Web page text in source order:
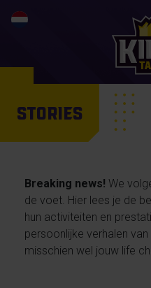
STORIES
Breaking news! We
de voet. Hier lees je de
hun activiteiten en
persoonlijke verhalen
misschien wel jouw life